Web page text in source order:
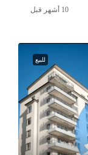
للبيع